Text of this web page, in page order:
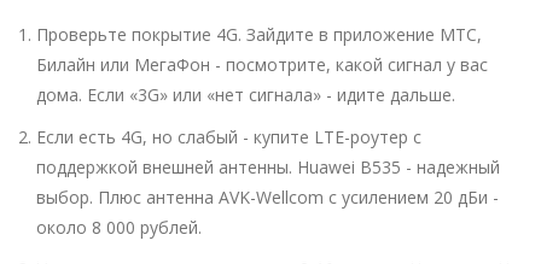
Проверьте покрытие 4G. Зайдите в приложение МТС,
Билайн или МегаФон - посмотрите, какой сигнал у вас
дома. Если «3G» или «нет сигнала» - идите дальше.
Если есть 4G, но слабый - купите LTE-роутер с
поддержкой внешней антенны. Huawei B535 - надежный
выбор. Плюс антенна AVK-Wellcom с усилением 20 дБи -
около 8 000 рублей.